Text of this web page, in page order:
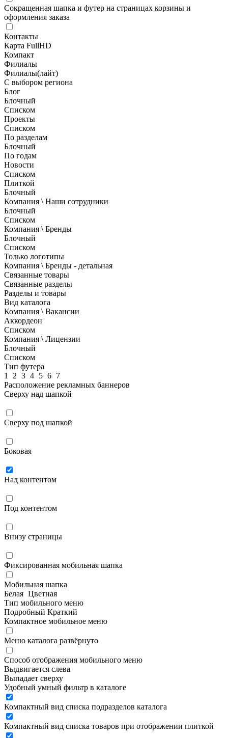
Сокращенная шапка и футер на страницах корзины и
оформления заказа
Контакты
Карта FullHD
Компакт
Филиалы
Филиалы(лайт)
С выбором региона
Блог
Блочный
Списком
Проекты
Списком
По разделам
Блочный
По годам
Новости
Списком
Плиткой
Блочный
Компания \ Наши сотрудники
Блочный
Списком
Компания \ Бренды
Блочный
Списком
Только логотипы
Компания \ Бренды - детальная
Связанные товары
Связанные разделы
Разделы и товары
Вид каталога
Компания \ Вакансии
Аккордеон
Списком
Компания \ Лицензии
Блочный
Списком
Тип футера
1
2 3 4 5 6 7
Расположение рекламных баннеров
Сверху над шапкой
Сверху под шапкой
Боковая
Над контентом
Под контентом
Внизу страницы
Фиксированная мобильная шапка
Мобильная шапка
Белая Цветная
Тип мобильного меню
Подробный Краткий
Компактное мобильное меню
Меню каталога развёрнуто
Способ отображения мобильного меню
Выдвигается слева
Выпадает сверху
Удобный умный фильтр в каталоге
Компактный вид списка подразделов каталога
Компактный вид списка товаров при отображении плиткой